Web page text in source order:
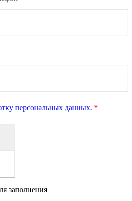
персональных данных. *
заполнения